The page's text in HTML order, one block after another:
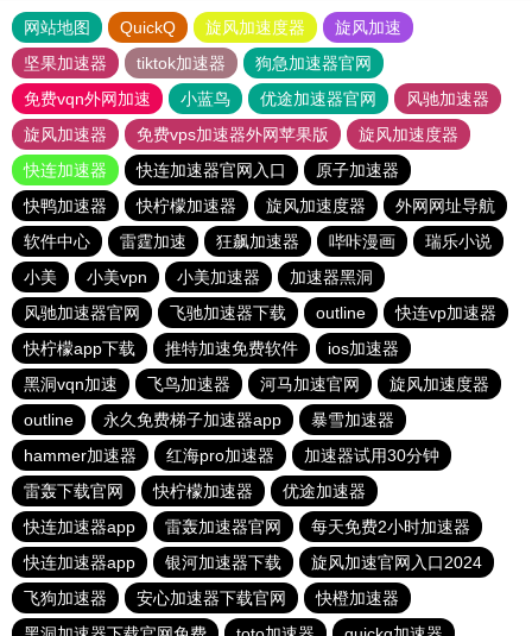
网站地图 QuickQ 旋风加速度器
旋风加速
坚果加速器
tiktok加速器
狗急加速器官网
免费vqn外网加速
小蓝鸟 优途加速器官网
风驰加速器
旋风加速器
免费vps加速器外网苹果版
旋风加速度器
快连加速器
快连加速器官网入口
原子加速器
快鸭加速器
快柠檬加速器 旋风加速度器
外网网址导航
软件中心
雷霆加速 狂飙加速器 哔咔漫画
瑞乐小说
小美
小美vpn 小美加速器
加速器黑洞
风驰加速器官网
飞驰加速器下载 outline
快连vp加速器
快柠檬app下载
推特加速免费软件
ios加速器
黑洞vqn加速
飞鸟加速器 河马加速官网
旋风加速度器
outline
永久免费梯子加速器app
暴雪加速器
hammer加速器
红海pro加速器
加速器试用30分钟
雷轰下载官网
快柠檬加速器
优途加速器
快连加速器app
雷轰加速器官网
每天免费2小时加速器
快连加速器app
银河加速器下载
旋风加速官网入口2024
飞狗加速器
安心加速器下载官网
快橙加速器